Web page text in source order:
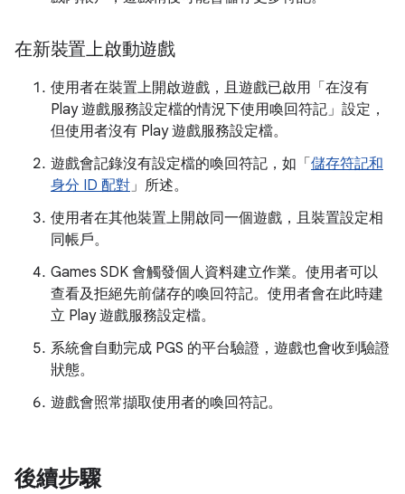
在新裝置上啟動遊戲
使用者在裝置上開啟遊戲，且遊戲已啟用「在沒有
Play 遊戲服務設定檔的情況下使用喚回符記」設定，
但使用者沒有 Play 遊戲服務設定檔。
遊戲會記錄沒有設定檔的喚回符記，如「 儲存符記和
身分 ID 配對」所述。
使用者在其他裝置上開啟同一個遊戲，且裝置設定相
同帳戶。
Games SDK 會觸發個人資料建立作業。使用者可以
查看及拒絕先前儲存的喚回符記。使用者會在此時建
立 Play 遊戲服務設定檔。
系統會自動完成 PGS 的平台驗證，遊戲也會收到驗證
狀態。
遊戲會照常擷取使用者的喚回符記。
後續步驟